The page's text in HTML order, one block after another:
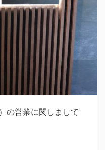
の営業に関しまして